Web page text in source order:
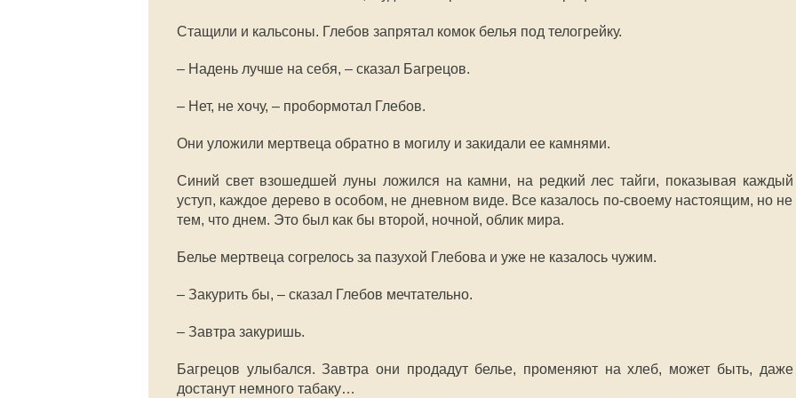
Стащили и кальсоны. Глебов запрятал комок белья под телогрейку.
– Надень лучше на себя, – сказал Багрецов.
– Нет, не хочу, – пробормотал Глебов.
Они уложили мертвеца обратно в могилу и закидали ее камнями.
Синий свет взошедшей луны ложился на камни, на редкий лес тайги, показывая каждый
уступ, каждое дерево в особом, не дневном виде. Все казалось по-своему настоящим, но не
тем, что днем. Это был как бы второй, ночной, облик мира.
Белье мертвеца согрелось за пазухой Глебова и уже не казалось чужим.
– Закурить бы, – сказал Глебов мечтательно.
– Завтра закуришь.
Багрецов улыбался. Завтра они продадут белье, променяют на хлеб, может быть, даже
достанут немного табаку…